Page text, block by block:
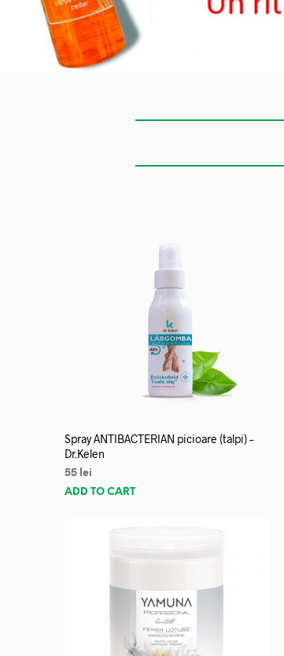
Spray ANTIBACTERIAN picioare (talpi) –
Dr.Kelen
55 lei
ADD TO CART